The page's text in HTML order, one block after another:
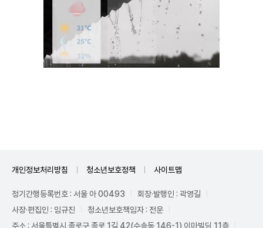
개인정보처리방침 청소년보호정책 사이트맵
정기간행등록번호 : 서울 아 00493
회장·발행인 : 곽영길
사장·편집인 : 임규진
청소년보호책임자 : 전운
주소 : 서울특별시 종로구 종로 1길 42(수송동 146-1) 이마빌딩 11층